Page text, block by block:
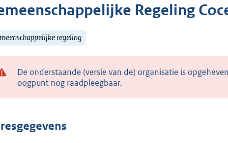
Regeling
regeling
De onderstaande (versie van de) organisatie is
oogpunt nog raadpleegbaar.